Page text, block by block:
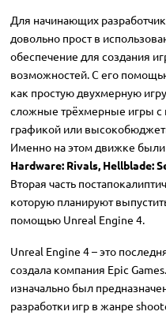
Для начинающих
довольно прост в
обеспечение для создания
возможностей. С его
как простую двухмерную
сложные трёхмерные игры с
графикой или
Именно на этом движке были
Hardware: Rivals, Hellblade:
Вторая часть
которую планируют
помощью Unreal Engine 4.
Unreal Engine 4 – это
создала компания Epic
изначально был
разработки игр в жанре